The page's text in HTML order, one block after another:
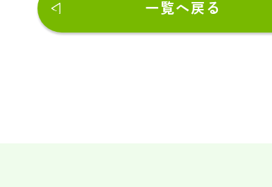
一覧へ戻る